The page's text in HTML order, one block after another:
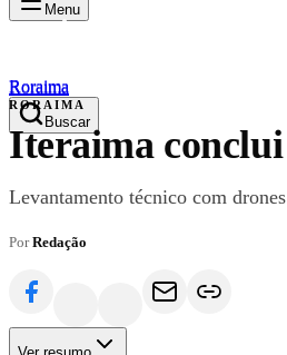
Menu
maisroraima
Roraima
Buscar
Roraima
RORAIMA
Iteraima
Levantamento técnico com
PorRedação